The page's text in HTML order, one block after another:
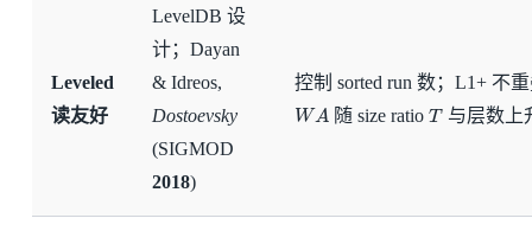
Leveled
读友好
LevelDB 设
计；Dayan
& Idreos,
Dostoevsky
(SIGMOD
2018)
控制 sorted run 数；L1+ 不
WA 随 size ratioT 与层数上